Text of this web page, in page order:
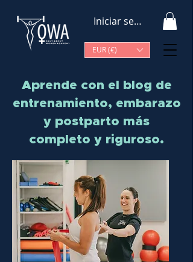
EUR (€)
Iniciar sesión
Aprende con el blog de
entrenamiento, embarazo
y postparto más
completo y riguroso.